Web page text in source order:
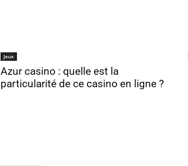
Jeux
Azur casino : quelle est la
particularité de ce casino en ligne ?